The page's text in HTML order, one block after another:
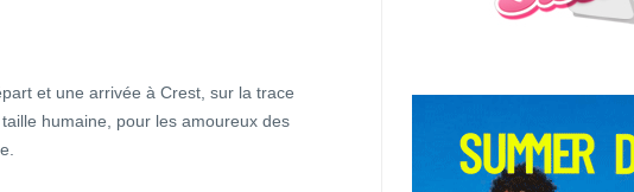
et une arrivée à Crest, sur la trace
humaine, pour les amoureux des